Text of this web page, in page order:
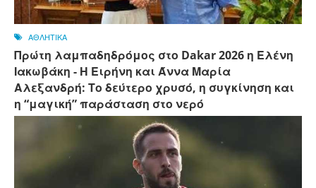
ΑΘΛΗΤΙΚΑ
Πρώτη λαμπαδηδρόμος στο Dakar 2026 η Ελένη
Ιακωβάκη - Η Ειρήνη και Άννα Μαρία
Αλεξανδρή: Το δεύτερο χρυσό, η συγκίνηση και
η “μαγική” παράσταση στο νερό